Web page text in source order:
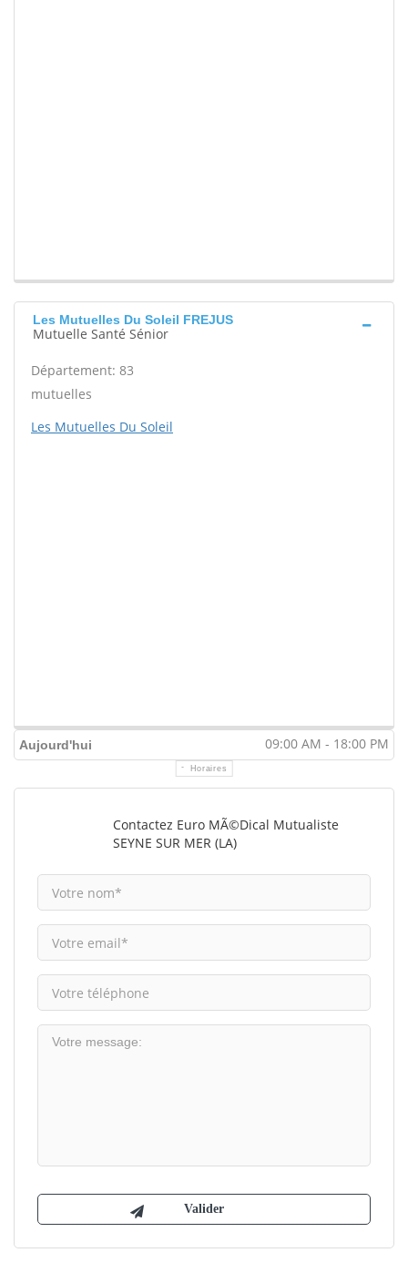
Les Mutuelles Du Soleil FREJUS
Mutuelle Santé Sénior
Département: 83
mutuelles
Les Mutuelles Du Soleil
Aujourd'hui 09:00 AM - 18:00 PM
Horaires
Contactez Euro MÃ©dical Mutualiste
SEYNE SUR MER (LA)